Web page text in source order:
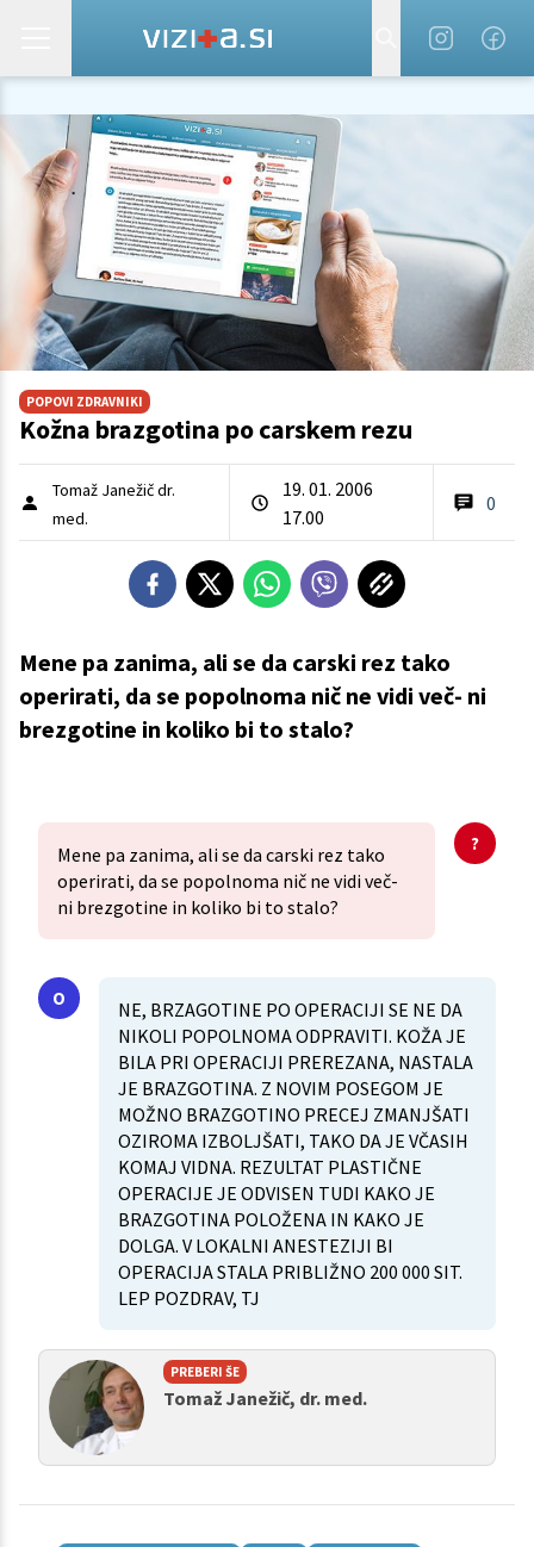
POPOVI ZDRAVNIKI
Kožna brazgotina po carskem rezu
Tomaž Janežič dr.
med.
19. 01. 2006
17.00
0
Mene pa zanima, ali se da carski rez tako
operirati, da se popolnoma nič ne vidi več- ni
brezgotine in koliko bi to stalo?
Mene pa zanima, ali se da carski rez tako
operirati, da se popolnoma nič ne vidi več-
ni brezgotine in koliko bi to stalo?
NE, BRZAGOTINE PO OPERACIJI SE NE DA
NIKOLI POPOLNOMA ODPRAVITI. KOŽA JE
BILA PRI OPERACIJI PREREZANA, NASTALA
JE BRAZGOTINA. Z NOVIM POSEGOM JE
MOŽNO BRAZGOTINO PRECEJ ZMANJŠATI
OZIROMA IZBOLJŠATI, TAKO DA JE VČASIH
KOMAJ VIDNA. REZULTAT PLASTIČNE
OPERACIJE JE ODVISEN TUDI KAKO JE
BRAZGOTINA POLOŽENA IN KAKO JE
DOLGA. V LOKALNI ANESTEZIJI BI
OPERACIJA STALA PRIBLIŽNO 200 000 SIT.
LEP POZDRAV, TJ
PREBERI ŠE
Tomaž Janežič, dr. med.